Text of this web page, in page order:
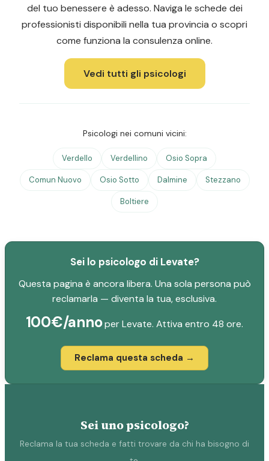
del tuo benessere è adesso. Naviga le schede dei
professionisti disponibili nella tua provincia o scopri
come funziona la consulenza online.
Vedi tutti gli psicologi
Psicologi nei comuni vicini:
Verdello Verdellino Osio Sopra
Comun Nuovo Osio Sotto Dalmine Stezzano
Boltiere
Sei lo psicologo di Levate?
Questa pagina è ancora libera. Una sola persona può
reclamarla — diventa la tua, esclusiva.
100€/annoper Levate. Attiva entro 48 ore.
Reclama questa scheda →
Sei uno psicologo?
Reclama la tua scheda e fatti trovare da chi ha bisogno di